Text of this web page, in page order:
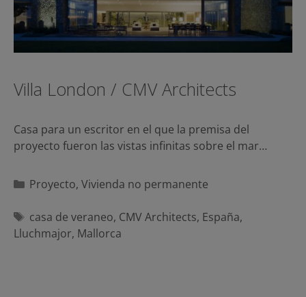
Villa London / CMV Architects
Casa para un escritor en el que la premisa del
proyecto fueron las vistas infinitas sobre el mar…
Categorías
Proyecto, Vivienda no permanente
Etiquetas
casa de veraneo, CMV Architects, España,
Lluchmajor, Mallorca